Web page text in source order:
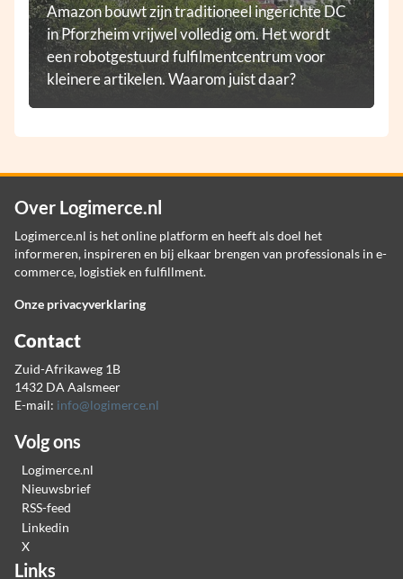
Amazon bouwt zijn traditioneel ingerichte DC
in Pforzheim vrijwel volledig om. Het wordt
een robotgestuurd fulfilmentcentrum voor
kleinere artikelen. Waarom juist daar?
Over Logimerce.nl
Logimerce.nl is het online platform en heeft als doel het
informeren, inspireren en bij elkaar brengen van professionals in e-
commerce, logistiek en fulfillment.
Onze privacyverklaring
Contact
Zuid-Afrikaweg 1B
1432 DA Aalsmeer
E-mail: info@logimerce.nl
Volg ons
Logimerce.nl
Nieuwsbrief
RSS-feed
Linkedin
X
Links